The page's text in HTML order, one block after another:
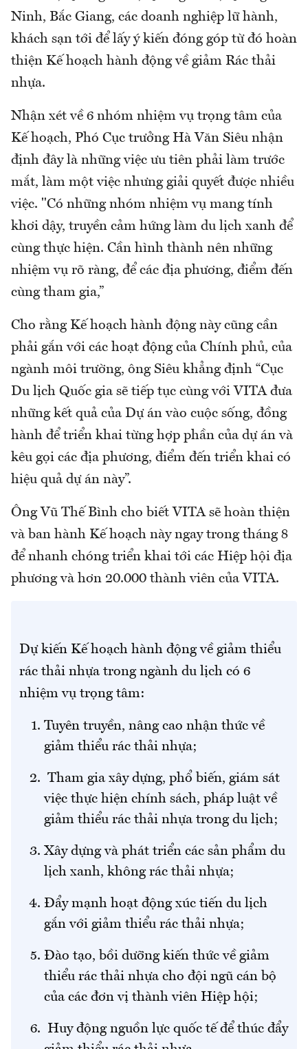
Ninh, Bắc Giang, các doanh nghiệp lữ hành,
khách sạn tới để lấy ý kiến đóng góp từ đó hoàn
thiện Kế hoạch hành động về giảm Rác thải
nhựa.
Nhận xét về 6 nhóm nhiệm vụ trọng tâm của
Kế hoạch, Phó Cục trưởng Hà Văn Siêu nhận
định đây là những việc ưu tiên phải làm trước
mắt, làm một việc nhưng giải quyết được nhiều
việc. "Có những nhóm nhiệm vụ mang tính
khơi dậy, truyền cảm hứng làm du lịch xanh để
cùng thực hiện. Cần hình thành nên những
nhiệm vụ rõ ràng, để các địa phương, điểm đến
cùng tham gia,”
Cho rằng Kế hoạch hành động này cũng cần
phải gắn với các hoạt động của Chính phủ, của
ngành môi trường, ông Siêu khẳng định “Cục
Du lịch Quốc gia sẽ tiếp tục cùng với VITA đưa
những kết quả của Dự án vào cuộc sống, đồng
hành để triển khai từng hợp phần của dự án và
kêu gọi các địa phương, điểm đến triển khai có
hiệu quả dự án này”.
Ông Vũ Thế Bình cho biết VITA sẽ hoàn thiện
và ban hành Kế hoạch này ngay trong tháng 8
để nhanh chóng triển khai tới các Hiệp hội địa
phương và hơn 20.000 thành viên của VITA.
Dự kiến Kế hoạch hành động về giảm thiểu
rác thải nhựa trong ngành du lịch có 6
nhiệm vụ trọng tâm:
Tuyên truyền, nâng cao nhận thức về
giảm thiểu rác thải nhựa;
Tham gia xây dựng, phổ biến, giám sát
việc thực hiện chính sách, pháp luật về
giảm thiểu rác thải nhựa trong du lịch;
Xây dựng và phát triển các sản phẩm du
lịch xanh, không rác thải nhựa;
Đẩy mạnh hoạt động xúc tiến du lịch
gắn với giảm thiểu rác thải nhựa;
Đào tạo, bồi dưỡng kiến thức về giảm
thiểu rác thải nhựa cho đội ngũ cán bộ
của các đơn vị thành viên Hiệp hội;
Huy động nguồn lực quốc tế để thúc đẩy